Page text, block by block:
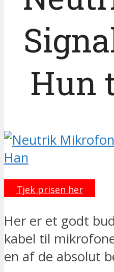
Hun
Tjek prisen her
Her er et godt
kabel til
en af de absolut